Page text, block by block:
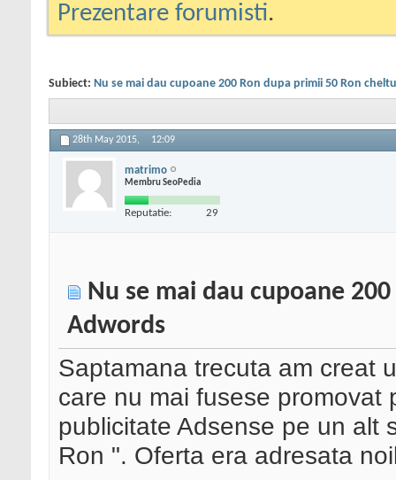
Prezentare forumisti.
Subiect: Nu se mai dau cupoane 200 Ron dupa primii 50 Ron
28th May 2015, 12:09
matrimo
Membru SeoPedia
Reputatie: 29
Nu se mai dau cupoane
Adwords
Saptamana trecuta am creat
care nu mai fusese promovat
publicitate Adsense pe un alt
Ron ". Oferta era adresata